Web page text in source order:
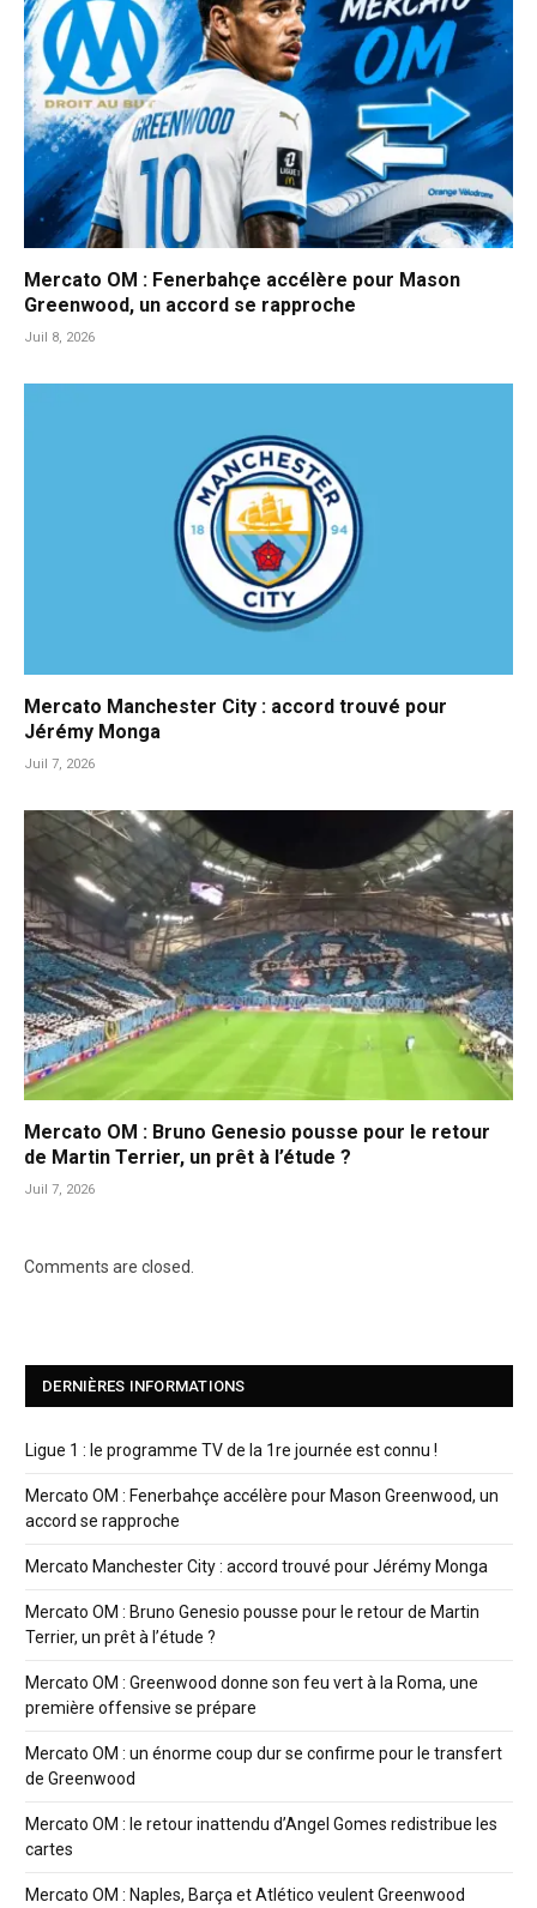
Mercato OM : Fenerbahçe accélère pour Mason
Greenwood, un accord se rapproche
Juil 8, 2026
Mercato Manchester City : accord trouvé pour
Jérémy Monga
Juil 7, 2026
Mercato OM : Bruno Genesio pousse pour le retour
de Martin Terrier, un prêt à l’étude ?
Juil 7, 2026
Comments are closed.
DERNIÈRES INFORMATIONS
Ligue 1 : le programme TV de la 1re journée est connu !
Mercato OM : Fenerbahçe accélère pour Mason Greenwood, un
accord se rapproche
Mercato Manchester City : accord trouvé pour Jérémy Monga
Mercato OM : Bruno Genesio pousse pour le retour de Martin
Terrier, un prêt à l’étude ?
Mercato OM : Greenwood donne son feu vert à la Roma, une
première offensive se prépare
Mercato OM : un énorme coup dur se confirme pour le transfert
de Greenwood
Mercato OM : le retour inattendu d’Angel Gomes redistribue les
cartes
Mercato OM : Naples, Barça et Atlético veulent Greenwood